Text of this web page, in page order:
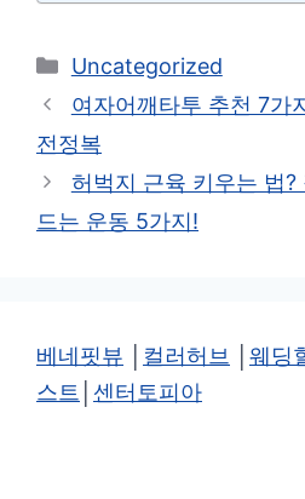
카
테
리
Uncategorized
여자어깨타투 추천 7가
전정복
허벅지 근육 키우는 법
드는 운동 5가지!
베네핏뷰 컬러허브 웨딩
스트
센터토피아